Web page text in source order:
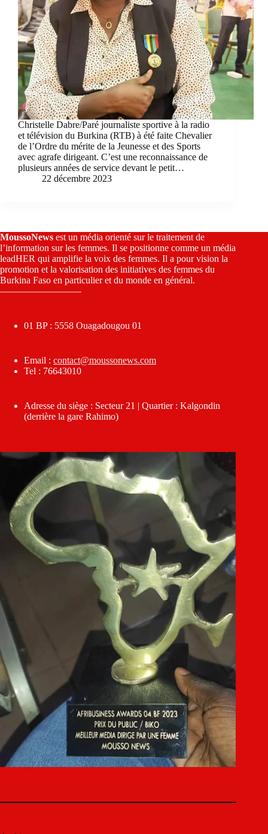
Christelle Dabre/Paré journaliste sportive à la radio
et télévision du Burkina (RTB) à été faite Chevalier
de l’Ordre du mérite de la Jeunesse et des Sports
avec agrafe dirigeant. C’est une reconnaissance de
plusieurs années de service devant le petit…
22 décembre 2023
MoussoNews est un média orienté sur le traitement de
l’information sur les femmes. Il se positionne comme un média
leadHER qui amplifie la voix des femmes. Il a pour vision la
promotion et la valorisation des initiatives des femmes du
Burkina Faso en particulier et du monde en général.
————————–
01 BP : 5558 Ouagadougou 01
Email : contact@moussonews.com
Tel : 76643010
Adresse du siège : Secteur 21 | Quartier : Kalgondin
(derrière la gare Rahimo)